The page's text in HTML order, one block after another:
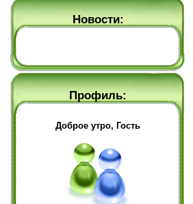
Новости:
Профиль:
Доброе утро, Гость